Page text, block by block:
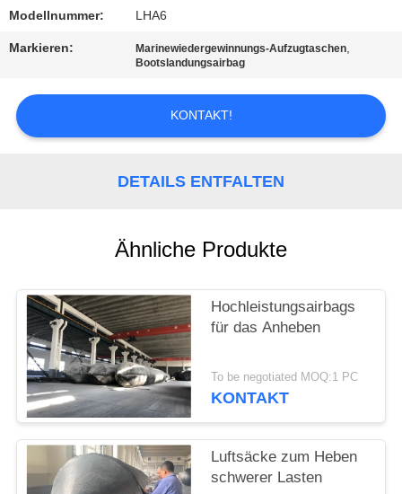
BITTE UM
EIN
SITEMAP
Modellnummer: LHA6
Markieren: Marinewiedergewinnungs-Aufzugtaschen,
Bootslandungsairbag
KONTAKT!
DETAILS ENTFALTEN
Ähnliche Produkte
Hochleistungsairbags
für das Anheben
To be negotiated MOQ:1 PC
KONTAKT
Luftsäcke zum Heben
schwerer Lasten